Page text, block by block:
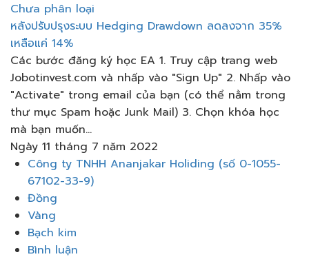
Chưa phân loại
หลังปรับปรุงระบบ​ Hedging Drawdown ลดลงจาก​ 35%
เหลือแค่​ 14%
Các bước đăng ký học EA 1. Truy cập trang web
Jobotinvest.com và nhấp vào "Sign Up" 2. Nhấp vào
"Activate" trong email của bạn (có thể nằm trong
thư mục Spam hoặc Junk Mail) 3. Chọn khóa học
mà bạn muốn...
Ngày 11 tháng 7 năm 2022
Thực Công ty TNHH Ananjakar Holiding (số 0-1055-
67102-33-9)
Đồng
Vàng
Bạch kim
Bình luận